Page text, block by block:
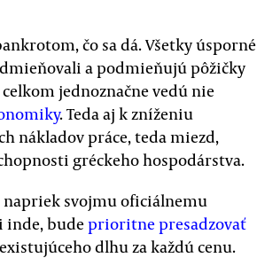
čo sa dá. Všetky úsporné
a podmieňujú pôžičky
jednoznačne vedú nie
. Teda aj k zníženiu
nákladov práce, teda miezd,
gréckeho hospodárstva.
napriek svojmu oficiálnemu
inde, budeprioritne presadzovať
dlhu za každú cenu.